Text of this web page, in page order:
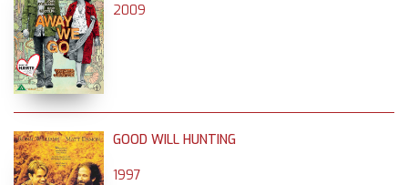
2009
GOOD WILL HUNTING
1997